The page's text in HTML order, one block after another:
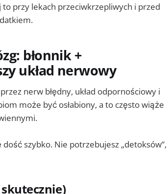
przy lekach przeciwkrzepliwych i przed
błonnik +
układ nerwowy
nerw błędny, układ odpornościowy i
może być osłabiony, a to często wiąże
szybko. Nie potrzebujesz „detoksów”,